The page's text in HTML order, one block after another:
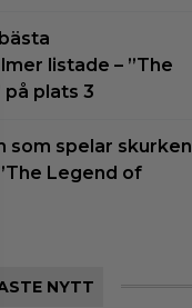
listade – ”The
på plats 3
som spelar skurken
Legend of
NYTT